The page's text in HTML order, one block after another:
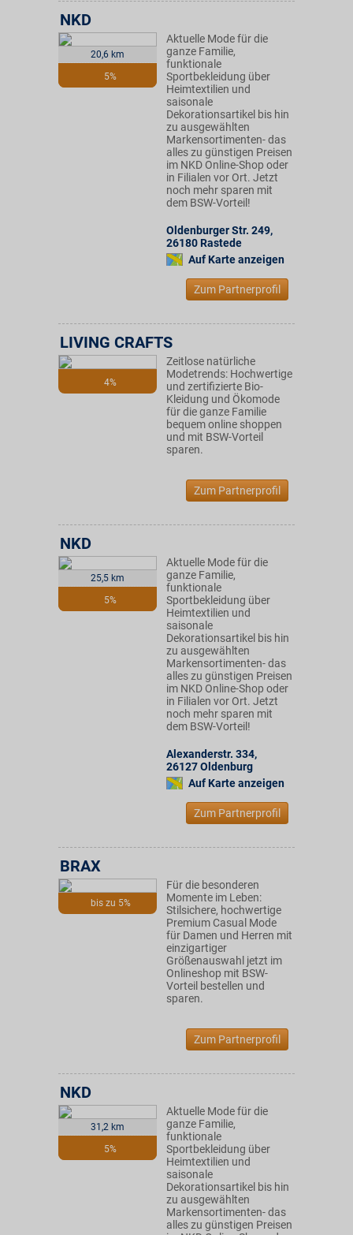
20,6 km
5%
NKD
Aktuelle Mode für die
ganze Familie,
funktionale
Sportbekleidung über
Heimtextilien und
saisonale
Dekorationsartikel bis hin
zu ausgewählten
Markensortimenten- das
alles zu günstigen Preisen
im NKD Online-Shop oder
in Filialen vor Ort. Jetzt
noch mehr sparen mit
dem BSW-Vorteil!
Oldenburger Str. 249,
26180 Rastede
Auf Karte anzeigen
Zum Partnerprofil
4%
LIVING CRAFTS
Zeitlose natürliche
Modetrends: Hochwertige
und zertifizierte Bio-
Kleidung und Ökomode
für die ganze Familie
bequem online shoppen
und mit BSW-Vorteil
sparen.
Zum Partnerprofil
25,5 km
5%
NKD
Aktuelle Mode für die
ganze Familie,
funktionale
Sportbekleidung über
Heimtextilien und
saisonale
Dekorationsartikel bis hin
zu ausgewählten
Markensortimenten- das
alles zu günstigen Preisen
im NKD Online-Shop oder
in Filialen vor Ort. Jetzt
noch mehr sparen mit
dem BSW-Vorteil!
Alexanderstr. 334,
26127Oldenburg
Auf Karte anzeigen
Zum Partnerprofil
bis zu 5%
BRAX
Für die besonderen
Momente im Leben:
Stilsichere, hochwertige
Premium Casual Mode
für Damen und Herren mit
einzigartiger
Größenauswahl jetzt im
Onlineshop mit BSW-
Vorteil bestellen und
sparen.
Zum Partnerprofil
31,2 km
5%
NKD
Aktuelle Mode für die
ganze Familie,
funktionale
Sportbekleidung über
Heimtextilien und
saisonale
Dekorationsartikel bis hin
zu ausgewählten
Markensortimenten- das
alles zu günstigen Preisen